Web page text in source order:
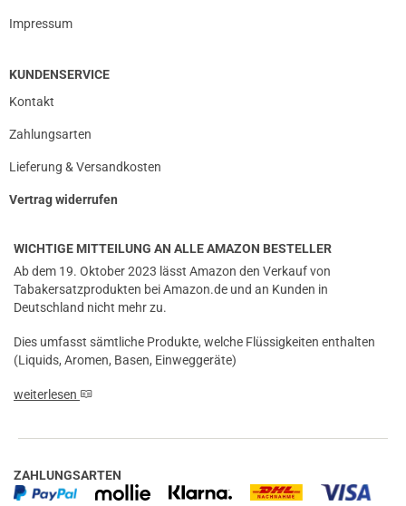
Impressum
KUNDENSERVICE
Kontakt
Zahlungsarten
Lieferung & Versandkosten
Vertrag widerrufen
WICHTIGE MITTEILUNG AN ALLE AMAZON BESTELLER
Ab dem 19. Oktober 2023 lässt Amazon den Verkauf von
Tabakersatzprodukten bei Amazon.de und an Kunden in
Deutschland nicht mehr zu.
Dies umfasst sämtliche Produkte, welche Flüssigkeiten enthalten
(Liquids, Aromen, Basen, Einweggeräte)
weiterlesen
ZAHLUNGSARTEN